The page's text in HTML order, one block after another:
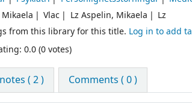
Vlac Lz Aspelin, Mikaela
Lz
from this library for this title. Log in to add
0.0 (0 votes)
( 2 ) Comments ( 0 )